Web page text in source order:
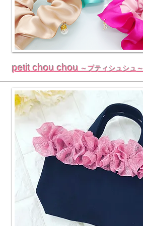
petit chou chou ～プティシュシュ～